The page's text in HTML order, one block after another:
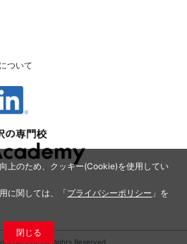
上のため、クッキー(Cookie)を使用してい
に関しては、「プライバシーポリシー 」を
閉じる
ついて
Co.,Ltd. All Rights Reserved.